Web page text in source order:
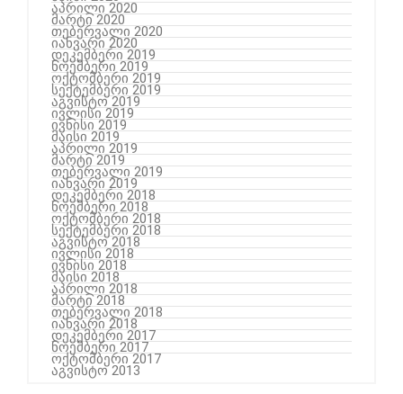
აპრილი 2020
მარტი 2020
თებერვალი 2020
იანვარი 2020
დეკემბერი 2019
ნოემბერი 2019
ოქტომბერი 2019
სექტემბერი 2019
აგვისტო 2019
ივლისი 2019
ივნისი 2019
მაისი 2019
აპრილი 2019
მარტი 2019
თებერვალი 2019
იანვარი 2019
დეკემბერი 2018
ნოემბერი 2018
ოქტომბერი 2018
სექტემბერი 2018
აგვისტო 2018
ივლისი 2018
ივნისი 2018
მაისი 2018
აპრილი 2018
მარტი 2018
თებერვალი 2018
იანვარი 2018
დეკემბერი 2017
ნოემბერი 2017
ოქტომბერი 2017
აგვისტო 2013